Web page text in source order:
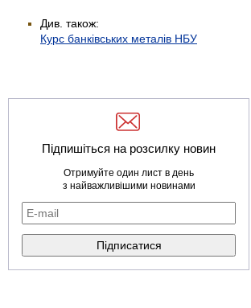
Див. також:
Курс банківських металів НБУ
Підпишіться на розсилку новин
Отримуйте один лист в день
з найважливішими новинами